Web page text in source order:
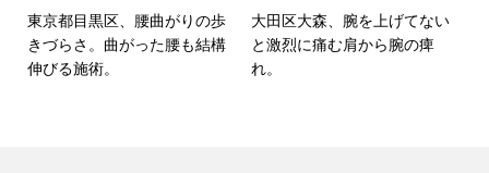
東京都目黒区、腰曲がりの歩
きづらさ。曲がった腰も結構
伸びる施術。
大田区大森、腕を上げてない
と激烈に痛む肩から腕の痺
れ。